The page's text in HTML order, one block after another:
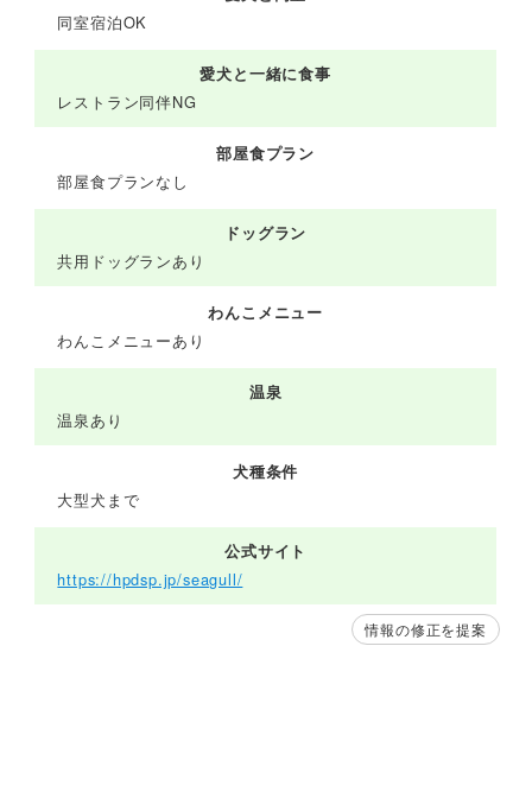
同室宿泊OK
愛犬と一緒に食事
レストラン同伴NG
部屋食プラン
部屋食プランなし
ドッグラン
共用ドッグランあり
わんこメニュー
わんこメニューあり
温泉
温泉あり
犬種条件
大型犬まで
公式サイト
https://hpdsp.jp/seagull/
情報の修正を提案